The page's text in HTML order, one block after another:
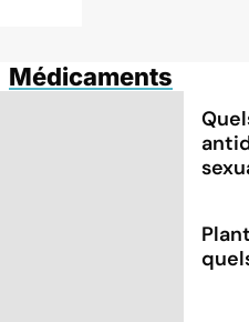
Médicaments